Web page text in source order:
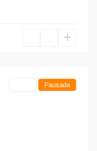
Pausada